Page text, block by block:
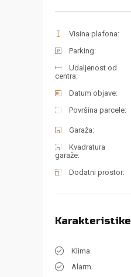
Visina plafona:
Parking:
Udaljenost od
centra:
Datum objave:
Površina parcele:
Garaža:
Kvadratura
garaže:
Dodatni prostor:
Karakteristike
Klima
Alarm